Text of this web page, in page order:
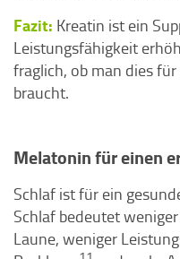
Fazit: Kreatin ist ein
Leistungsfähigkeit
fraglich, ob man dies
braucht.
Melatonin für einen
Schlaf ist für ein
Schlaf bedeutet
Laune, weniger